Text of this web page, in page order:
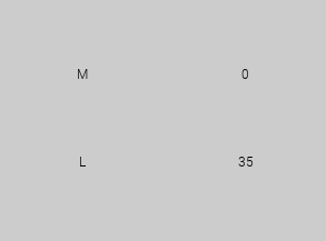
M 0
L 35